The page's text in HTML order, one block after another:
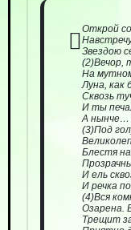
Открой
Звездою
(2)Вечор,
На
Луна, как
Сквозь
И ты
А нынче…
(3)Под
Блестя
И ель
И речка
(4)Вся
Озарена.
Трещит